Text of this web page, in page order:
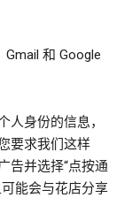
和 Google
人身份的信息，
要求我们这样
告并选择“点按通
能会与花店分享